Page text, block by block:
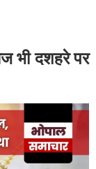
भी दशहरे पर